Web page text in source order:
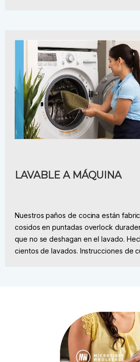
LAVABLE A MÁQUINA
Nuestros paños de cocina están
cosidos en puntadas overlock
que no se deshagan en el lavado.
cientos de lavados. Instrucciones de